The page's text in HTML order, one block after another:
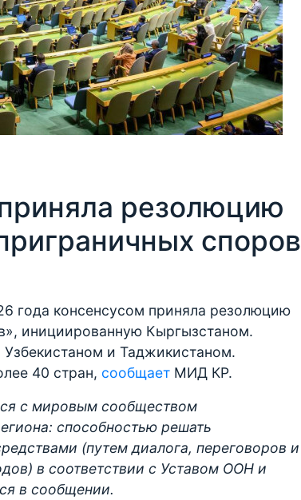
резолюцию
споров
года консенсусом приняла резолюцию
инициированную Кыргызстаном.
и Таджикистаном.
40 стран, сообщает МИД КР.
с мировым сообществом
способностью решать
(путем диалога, переговоров и
в соответствии с Уставом ООН и
в сообщении.